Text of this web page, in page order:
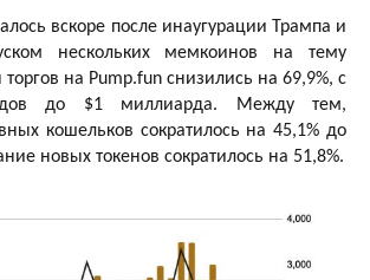
вскоре после инаугурации Трампа и
нескольких мемкоинов на тему
на Pump.fun снизились на 69,9%, с
до $1 миллиарда. Между тем,
кошельков сократилось на 45,1% до
новых токенов сократилось на 51,8%.